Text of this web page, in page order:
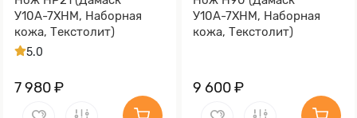
У10А-7ХНМ, Наборная
кожа, Текстолит)
5.0
7 980 ₽
У10А-7ХНМ, Наборная
кожа, Текстолит)
9 600 ₽